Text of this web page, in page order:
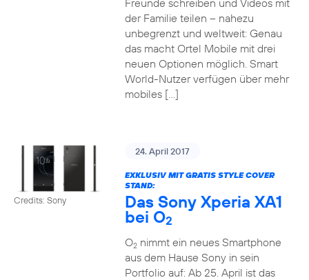
Freunde schreiben und Videos mit
der Familie teilen – nahezu
unbegrenzt und weltweit: Genau
das macht Ortel Mobile mit drei
neuen Optionen möglich. Smart
World-Nutzer verfügen über mehr
mobiles […]
Credits: Sony
24. April 2017
EXKLUSIV MIT GRATIS STYLE COVER
STAND:
Das Sony Xperia XA1
bei O2
O2nimmt ein neues Smartphone
aus dem Hause Sony in sein
Portfolio auf: Ab 25. April ist das